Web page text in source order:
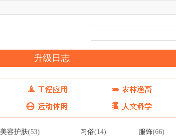
升级日志
美容护肤(53) 习俗(14) 服饰(66)